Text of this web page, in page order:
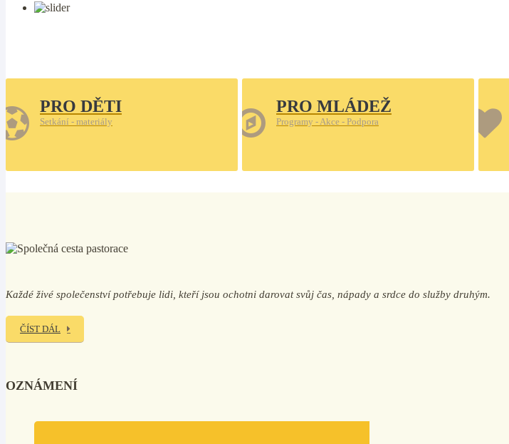
PRO DĚTI
Setkání - materiály
PRO MLÁDEŽ
Programy - Akce - Podpora
Každé živé společenství potřebuje lidi, kteří jsou ochotni darovat svůj čas, nápady a srdce do služby druhým.
ČÍST DÁL
OZNÁMENÍ